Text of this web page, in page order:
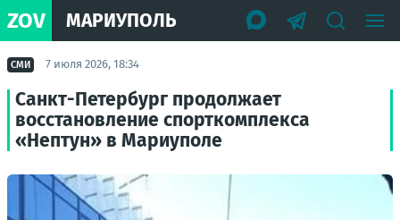
ZOV МАРИУПОЛЬ
СМИ 7 июля 2026, 18:34
Санкт-Петербург продолжает
восстановление спорткомплекса
«Нептун» в Мариуполе